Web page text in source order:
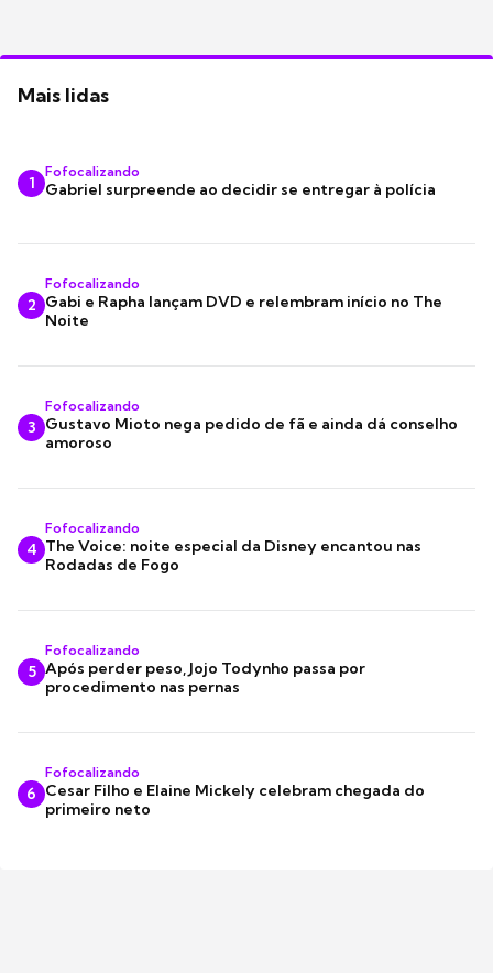
Mais lidas
1
Fofocalizando
Gabriel surpreende ao decidir se entregar à polícia
2
Fofocalizando
Gabi e Rapha lançam DVD e relembram início no The
Noite
3
Fofocalizando
Gustavo Mioto nega pedido de fã e ainda dá conselho
amoroso
4
Fofocalizando
The Voice: noite especial da Disney encantou nas
Rodadas de Fogo
5
Fofocalizando
Após perder peso, Jojo Todynho passa por
procedimento nas pernas
6
Fofocalizando
Cesar Filho e Elaine Mickely celebram chegada do
primeiro neto